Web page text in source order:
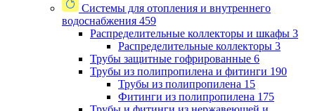
Системы для отопления и внутреннего
водоснабжения 459
Распределительные коллекторы и шкафы 3
Распределительные коллекторы 3
Трубы защитные гофрированные 6
Трубы из полипропилена и фитинги 190
Трубы из полипропилена 15
Фитинги из полипропилена 175